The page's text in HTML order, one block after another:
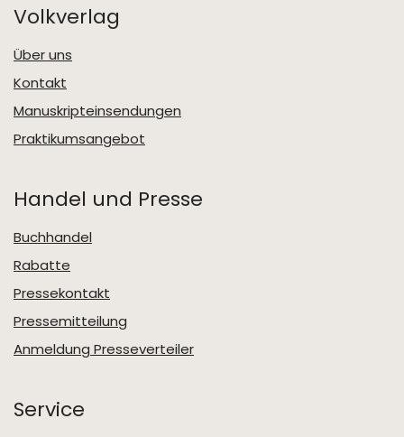
Volkverlag
Über uns
Kontakt
Manuskripteinsendungen
Praktikumsangebot
Handel und Presse
Buchhandel
Rabatte
Pressekontakt
Pressemitteilung
Anmeldung Presseverteiler
Service